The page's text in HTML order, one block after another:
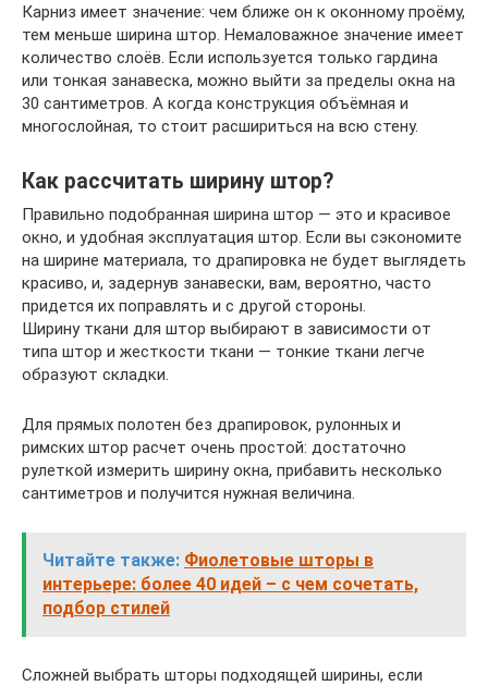
Карниз имеет значение: чем ближе он к оконному проёму,
тем меньше ширина штор. Немаловажное значение имеет
количество слоёв. Если используется только гардина
или тонкая занавеска, можно выйти за пределы окна на
30 сантиметров. А когда конструкция объёмная и
многослойная, то стоит расшириться на всю стену.
Как рассчитать ширину штор?
Правильно подобранная ширина штор — это и красивое
окно, и удобная эксплуатация штор. Если вы сэкономите
на ширине материала, то драпировка не будет выглядеть
красиво, и, задернув занавески, вам, вероятно, часто
придется их поправлять и с другой стороны.
Ширину ткани для штор выбирают в зависимости от
типа штор и жесткости ткани — тонкие ткани легче
образуют складки.
Для прямых полотен без драпировок, рулонных и
римских штор расчет очень простой: достаточно
рулеткой измерить ширину окна, прибавить несколько
сантиметров и получится нужная величина.
Читайте также: Фиолетовые шторы в
интерьере: более 40 идей – с чем сочетать,
подбор стилей
Сложней выбрать шторы подходящей ширины, если